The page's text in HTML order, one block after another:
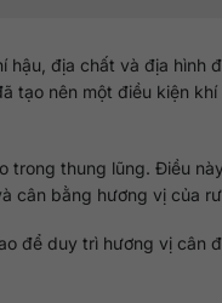
hậu, địa chất và địa hình
tạo nên một điều kiện khí
trong thung lũng. Điều
cân bằng hương vị của
để duy trì hương vị cân